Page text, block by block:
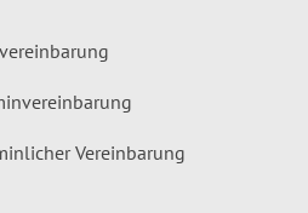
Vereinbarung